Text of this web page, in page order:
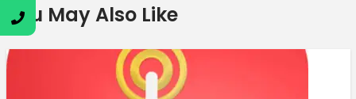
You May Also Like